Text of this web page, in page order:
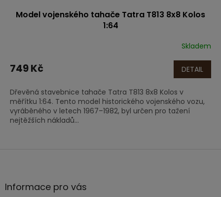
Model vojenského tahače Tatra T813 8x8 Kolos
1:64
Skladem
749 Kč DETAIL
Dřevěná stavebnice tahače Tatra T813 8x8 Kolos v
měřítku 1:64. Tento model historického vojenského vozu,
vyráběného v letech 1967–1982, byl určen pro tažení
nejtěžších nákladů...
aInformace pro vás